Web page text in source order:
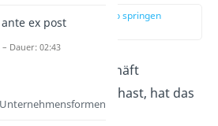
zur Stelle im Video springen
(03:20)
du ein Rechtsgeschäft
angefochten hast, hat das
zwei Folgen:
ex post
Dauer: 02:43